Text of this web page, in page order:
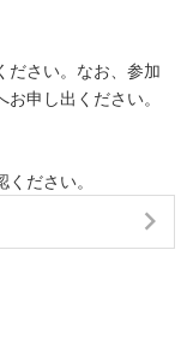
さい。なお、参加
申し出ください。
ださい。